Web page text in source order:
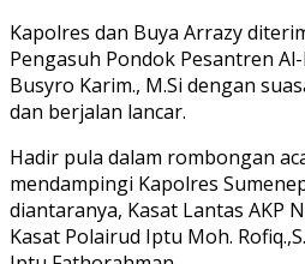
Kapolres dan Buya Arrazy
Pengasuh Pondok Pesantren Al-
Busyro Karim., M.Si dengan
dan berjalan lancar.
Hadir pula dalam rombongan
mendampingi Kapolres
diantaranya, Kasat Lantas AKP
Kasat Polairud Iptu Moh.